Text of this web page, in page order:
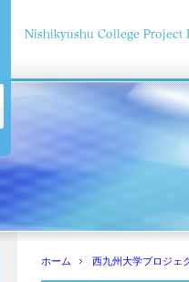
ホーム 西九州大学プロジェ